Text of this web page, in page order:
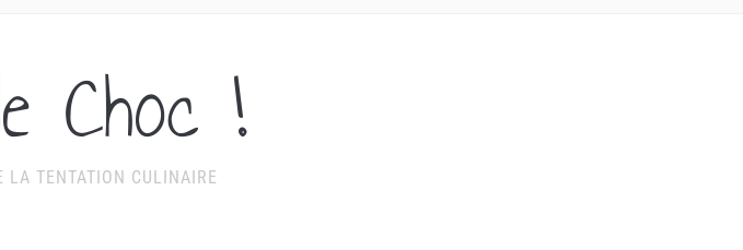
Choc !
LA TENTATION CULINAIRE